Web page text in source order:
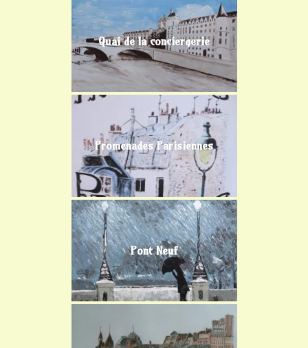
Quai de la conciergerie
Promenades Parisiennes
Pont Neuf